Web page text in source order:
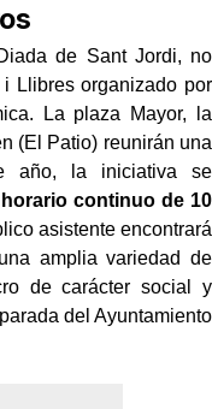
de Sant Jordi, no
Llibres organizado por
La plaza Mayor, la
(El Patio) reunirán una
año, la iniciativa se
continuo de 10
asistente encontrará
amplia variedad de
de carácter social y
del Ayuntamiento